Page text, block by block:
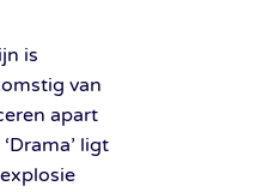
is
van
apart
ligt